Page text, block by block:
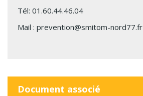
Tél: 01.60.44.46.04
Mail : prevention@smitom-nord77.fr
Document associé